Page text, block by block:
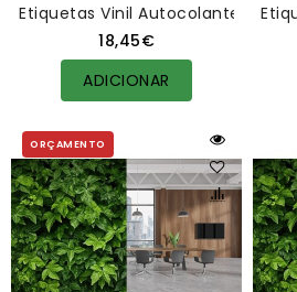
Etiquetas Vinil Autocolante Pack
18,45€
ADICIONAR
ORÇAMENTO